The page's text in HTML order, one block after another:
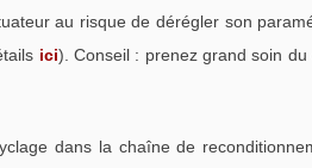
au risque de dérégler son
ici). Conseil : prenez grand soin
dans la chaîne de